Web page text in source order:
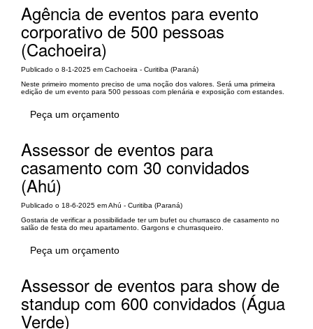
Agência de eventos para evento
corporativo de 500 pessoas
(Cachoeira)
Publicado o 8-1-2025 em Cachoeira - Curitiba (Paraná)
Neste primeiro momento preciso de uma noção dos valores. Será uma primeira
edição de um evento para 500 pessoas com plenária e exposição com estandes.
Peça um orçamento
Assessor de eventos para
casamento com 30 convidados
(Ahú)
Publicado o 18-6-2025 em Ahú - Curitiba (Paraná)
Gostaria de verificar a possibilidade ter um bufet ou churrasco de casamento no
salão de festa do meu apartamento. Gargons e churrasqueiro.
Peça um orçamento
Assessor de eventos para show de
standup com 600 convidados (Água
Verde)